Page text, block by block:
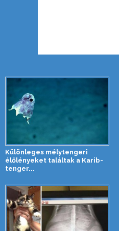
Különleges mélytengeri
élőlényeket találtak a Karib-
tenger...